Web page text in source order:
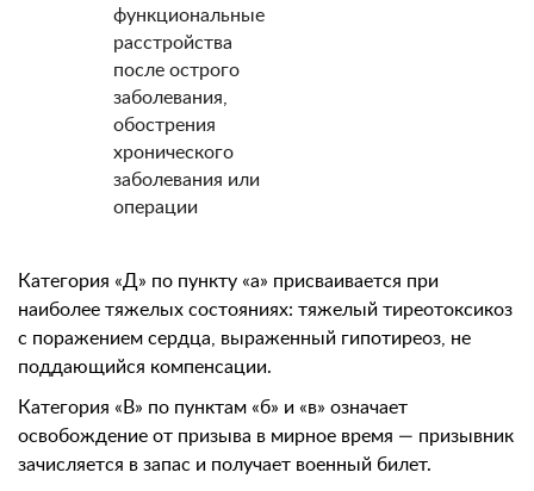
функциональные
расстройства
после острого
заболевания,
обострения
хронического
заболевания или
операции
Категория «Д» по пункту «а» присваивается при
наиболее тяжелых состояниях: тяжелый тиреотоксикоз
с поражением сердца, выраженный гипотиреоз, не
поддающийся компенсации.
Категория «В» по пунктам «б» и «в» означает
освобождение от призыва в мирное время — призывник
зачисляется в запас и получает военный билет.